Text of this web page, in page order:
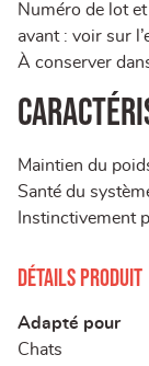
Numéro de lot
avant : voir sur
À conserver
Maintien du
Santé du
Instinctivement
Détails produit
Adapté pour
Chats